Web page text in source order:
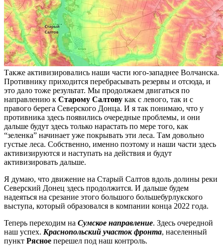
Также активизировались наши части юго-западнее Волчанска.
Противнику приходится перебрасывать резервы и отсюда, и
это дало тоже результат. Мы продолжаем двигаться по
направлению к Старому Салтову как с левого, так и с
правого берега Северского Донца. И я так понимаю, что у
противника здесь появились очередные проблемы, и они
дальше будут здесь только нарастать по мере того, как
“зеленка” начинает уже покрывать эти леса. Там довольно
густые леса. Собственно, именно поэтому и наши части здесь
активизируются и наступать на действия и будут
активизировать дальше.
Я думаю, что движение на Старый Салтов вдоль долины реки
Северский Донец здесь продолжится. И дальше будем
надеяться на срезание этого большого большебурлукского
выступа, который образовался в компании конца 2022 года.
Теперь переходим на Сумское направление. Здесь очередной
наш успех. Краснопольский участок фронта, населенный
пункт Рясное перешел под наш контроль.